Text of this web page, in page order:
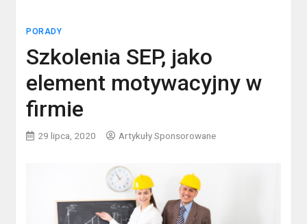
PORADY
Szkolenia SEP, jako
element motywacyjny w
firmie
29 lipca, 2020 Artykuły Sponsorowane